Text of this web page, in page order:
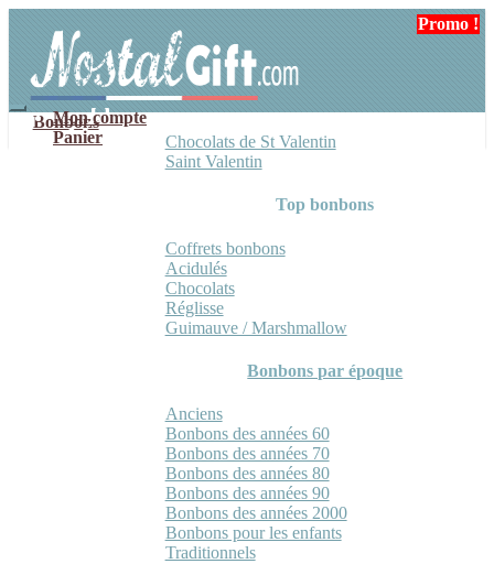
navigation
contenu
Mon compte
Panier
Bonbons
Chocolats de St Valentin
Saint Valentin
Top bonbons
Coffrets bonbons
Acidulés
Chocolats
Réglisse
Guimauve / Marshmallow
Bonbons par époque
Anciens
Bonbons des années 60
Bonbons des années 70
Bonbons des années 80
Bonbons des années 90
Bonbons des années 2000
Bonbons pour les enfants
Traditionnels
Promo !
Promo !